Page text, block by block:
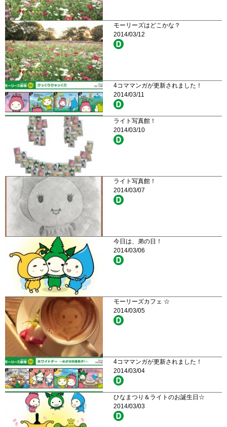
モーリーズはどこかな？
2014/03/12
4コママンガが更新されました！
2014/03/11
ライト写真館！
2014/03/10
ライト写真館！
2014/03/07
今日は、弟の日！
2014/03/06
モーリーズカフェ ☆
2014/03/05
4コママンガが更新されました！
2014/03/04
ひなまつり＆ライトのお誕生日☆
2014/03/03